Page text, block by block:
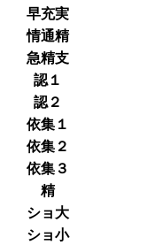
早充実
情通精
急精支
認１
認２
依集１
依集２
依集３
精
ショ大
ショ小